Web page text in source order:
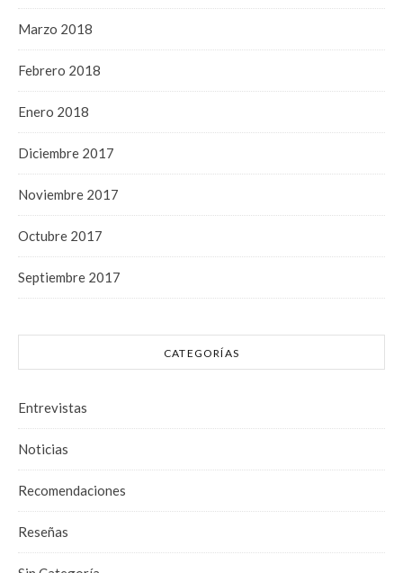
Marzo 2018
Febrero 2018
Enero 2018
Diciembre 2017
Noviembre 2017
Octubre 2017
Septiembre 2017
CATEGORÍAS
Entrevistas
Noticias
Recomendaciones
Reseñas